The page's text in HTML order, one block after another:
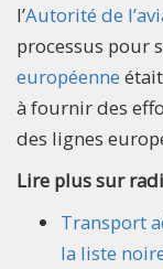
l’Autorité de
processus pour
européenne
à fournir des
des lignes
Lire plus sur
Transport
la liste